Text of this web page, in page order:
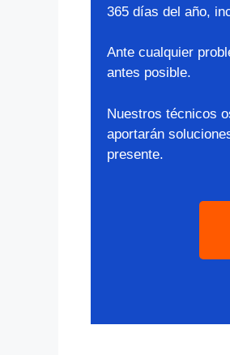
365 días del año,
Ante cualquier
antes posible.
Nuestros técnicos
aportarán
presente.